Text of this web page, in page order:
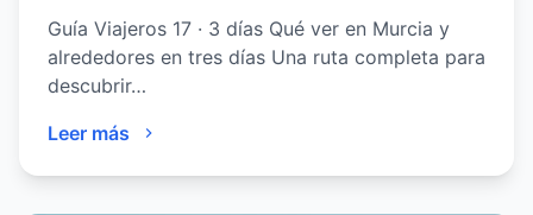
Guía Viajeros 17 · 3 días Qué ver en Murcia y
alrededores en tres días Una ruta completa para
descubrir…
Leer más